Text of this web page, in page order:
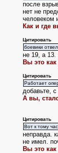
после
нет не
человеком
Как и где
Цитировать
боевики
не 19, а 13.
Вы это
Цитировать
Работает
добавьте,
А вы,
Цитировать
Вот к тому
неправда.
не имел.
Вы это